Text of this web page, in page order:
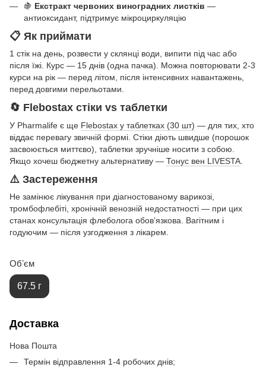
🍇 Екстракт червоних виноградних листків —
антиоксидант, підтримує мікроциркуляцію
📋 Як приймати
1 стік на день, розвести у склянці води, випити під час або
після їжі. Курс — 15 днів (одна пачка). Можна повторювати 2-3
курси на рік — перед літом, після інтенсивних навантажень,
перед довгими перельотами.
🔄 Flebostax стіки vs таблетки
У Pharmalife є ще Flebostax у таблетках (30 шт) — для тих, хто
віддає перевагу звичній формі. Стіки діють швидше (порошок
засвоюється миттєво), таблетки зручніше носити з собою.
Якщо хочеш бюджетну альтернативу — Тонус вен LIVESTA
⚠️ Застереження
Не замінює лікування при діагностованому варикозі,
тромбофлебіті, хронічній венозній недостатності — при цих
станах консультація флеболога обовʼязкова. Вагітним і
годуючим — після узгодження з лікарем.
Обʼєм
67.5 г
Доставка
Нова Пошта
Термін відправлення 1-4 робочих днів;